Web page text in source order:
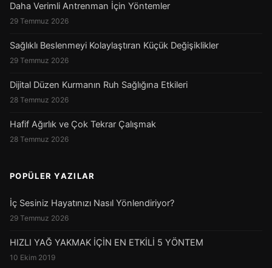
Daha Verimli Antrenman İçin Yöntemler
29 Temmuz 2026
Sağlıklı Beslenmeyi Kolaylaştıran Küçük Değişiklikler
29 Temmuz 2026
Dijital Düzen Kurmanın Ruh Sağlığına Etkileri
28 Temmuz 2026
Hafif Ağırlık ve Çok Tekrar Çalışmak
28 Temmuz 2026
POPÜLER YAZILAR
İç Sesiniz Hayatınızı Nasıl Yönlendiriyor?
29 Temmuz 2026
HIZLI YAĞ YAKMAK İÇİN EN ETKİLİ 5 YÖNTEM
10 Ekim 2019